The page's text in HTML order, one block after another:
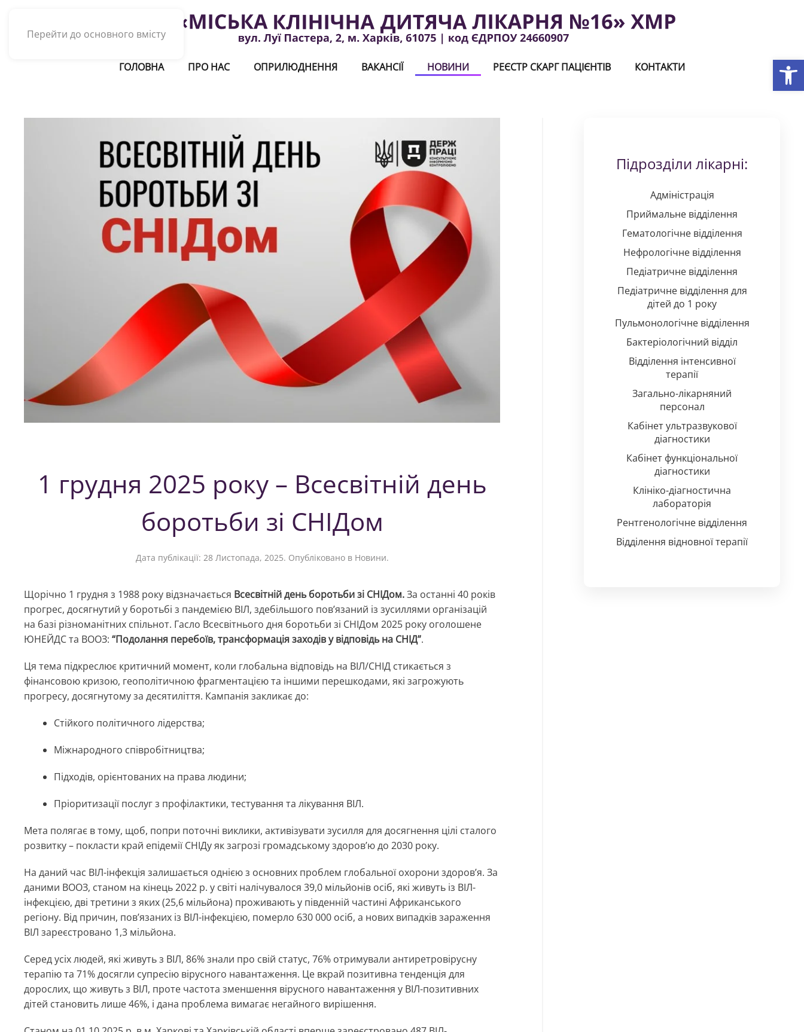
Перейти до основного вмісту
ГОЛОВНА ПРО НАС ОПРИЛЮДНЕННЯ ВАКАНСІЇ НОВИНИ РЕЄСТР СКАРГ ПАЦІЄНТІВ КОНТАКТИ
1 грудня 2025 року – Всесвітній день
боротьби зі СНІДом
Дата публікації: 28 Листопада, 2025. Опубліковано в Новини.
Щорічно 1 грудня з 1988 року відзначається Всесвітній день боротьби зі СНІДом.За останні 40 років
прогрес, досягнутий у боротьбі з пандемією ВІЛ, здебільшого пов’язаний із зусиллями організацій
на базі різноманітних спільнот. Гасло Всесвітнього дня боротьби зі СНІДом 2025 року оголошене
ЮНЕЙДС та ВООЗ: “Подолання перебоїв, трансформація заходів у відповідь на СНІД”.
Ця тема підкреслює критичний момент, коли глобальна відповідь на ВІЛ/СНІД стикається з
фінансовою кризою, геополітичною фрагментацією та іншими перешкодами, які загрожують
прогресу, досягнутому за десятиліття. Кампанія закликає до:
Стійкого політичного лідерства;
Міжнародного співробітництва;
Підходів, орієнтованих на права людини;
Пріоритизації послуг з профілактики, тестування та лікування ВІЛ.
Мета полягає в тому, щоб, попри поточні виклики, активізувати зусилля для досягнення цілі сталого
розвитку – покласти край епідемії СНІДу як загрозі громадському здоров’ю до 2030 року.
На даний час ВІЛ-інфекція залишається однією з основних проблем глобальної охорони здоров’я. За
даними ВООЗ, станом на кінець 2022 р. у світі налічувалося 39,0 мільйонів осіб, які живуть із ВІЛ-
інфекцією, дві третини з яких (25,6 мільйона) проживають у південній частині Африканського
регіону. Від причин, пов’язаних із ВІЛ-інфекцією, померло 630 000 осіб, а нових випадків зараження
ВІЛ зареєстровано 1,3 мільйона.
Серед усіх людей, які живуть з ВІЛ, 86% знали про свій статус, 76% отримували антиретровірусну
терапію та 71% досягли супресію вірусного навантаження. Це вкрай позитивна тенденція для
дорослих, що живуть з ВІЛ, проте частота зменшення вірусного навантаження у ВІЛ-позитивних
дітей становить лише 46%, і дана проблема вимагає негайного вирішення.
Підрозділи лікарні:
Адміністрація
Приймальне відділення
Гематологічне відділення
Нефрологічне відділення
Педіатричне відділення
Педіатричне відділення для
дітей до 1 року
Пульмонологічне відділення
Бактеріологічний відділ
Відділення інтенсивної
терапії
Загально-лікарняний
персонал
Кабінет ультразвукової
діагностики
Кабінет функціональної
діагностики
Клініко-діагностична
лабораторія
Рентгенологічне відділення
Відділення відновної терапії